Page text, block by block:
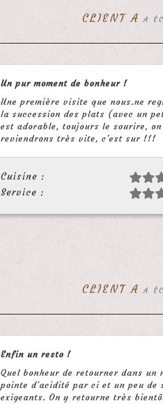
CLIENT A A
Un pur moment de bonheur !
Une première visite que nous.ne
la succession des plats (avec un
est adorable, toujours le sourire,
reviendrons très vite, c'est sur !!!
Cuisine :
Service :
CLIENT A A
Enfin un resto !
Quel bonheur de retourner dans
pointe d'acidité par ci et un peu
exigeants. On y retourne très